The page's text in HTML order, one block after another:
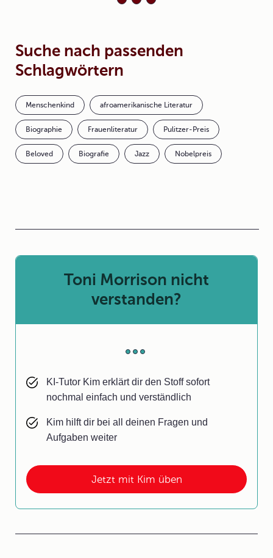
Suche nach passenden
Schlagwörtern
Menschenkind afroamerikanische Literatur
Biographie Frauenliteratur Pulitzer-Preis
Beloved Biografie Jazz Nobelpreis
Jetzt mit Kim üben
Toni Morrison nicht
verstanden?
KI-Tutor Kim erklärt dir den Stoff sofort
nochmal einfach und verständlich
Kim hilft dir bei all deinen Fragen und
Aufgaben weiter